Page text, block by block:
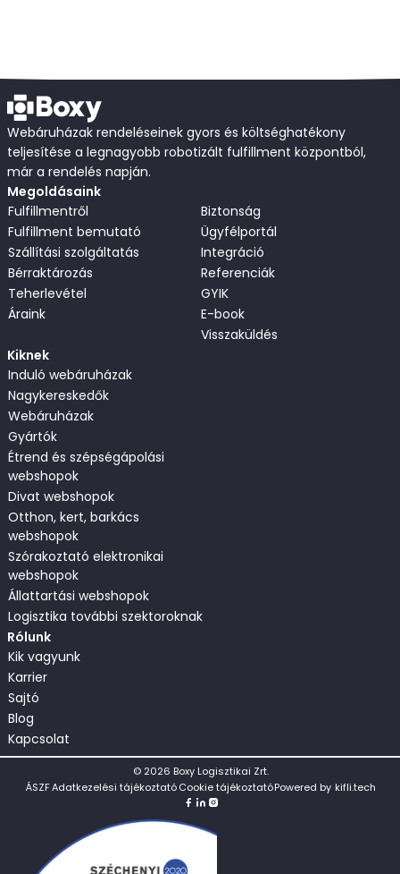
Webáruházak rendeléseinek gyors és költséghatékony
teljesítése a legnagyobb robotizált fulfillment központból,
már a rendelés napján.
Megoldásaink
Fulfillmentről
Fulfillment bemutató
Szállítási szolgáltatás
Bérraktározás
Teherlevétel
Áraink
Biztonság
Ügyfélportál
Integráció
Referenciák
GYIK
E-book
Visszaküldés
Kiknek
Induló webáruházak
Nagykereskedők
Webáruházak
Gyártók
Étrend és szépségápolási
webshopok
Divat webshopok
Otthon, kert, barkács
webshopok
Szórakoztató elektronikai
webshopok
Állattartási webshopok
Logisztika további szektoroknak
Rólunk
Kik vagyunk
Karrier
Sajtó
Blog
Kapcsolat
© 2026 Boxy Logisztikai Zrt.
ÁSZFAdatkezelési tájékoztatóCookie tájékoztatóPowered by kifli.tech